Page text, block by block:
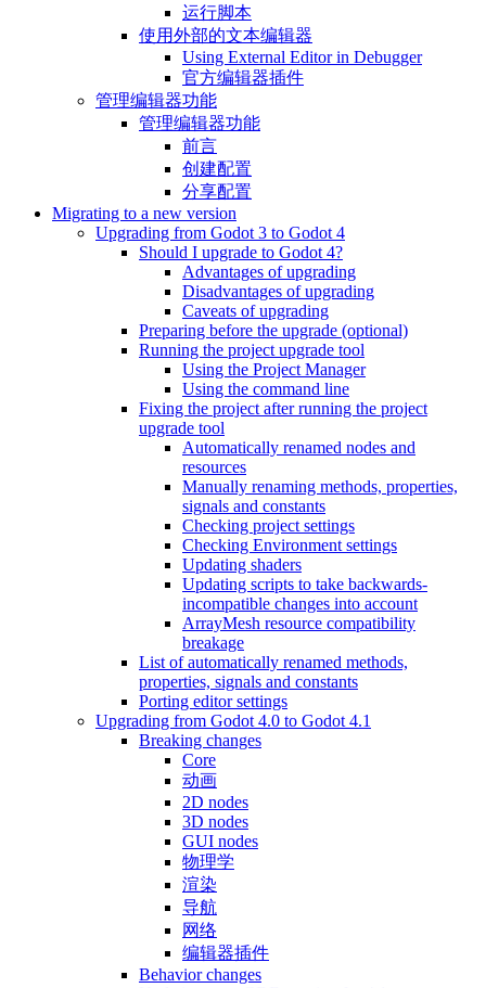
运行脚本
使用外部的文本编辑器
Using External Editor in Debugger
官方编辑器插件
管理编辑器功能
管理编辑器功能
前言
创建配置
分享配置
Migrating to a new version
Upgrading from Godot 3 to Godot 4
Should I upgrade to Godot 4?
Advantages of upgrading
Disadvantages of upgrading
Caveats of upgrading
Preparing before the upgrade (optional)
Running the project upgrade tool
Using the Project Manager
Using the command line
Fixing the project after running the project
upgrade tool
Automatically renamed nodes and
resources
Manually renaming methods, properties,
signals and constants
Checking project settings
Checking Environment settings
Updating shaders
Updating scripts to take backwards-
incompatible changes into account
ArrayMesh resource compatibility
breakage
List of automatically renamed methods,
properties, signals and constants
Porting editor settings
Upgrading from Godot 4.0 to Godot 4.1
Breaking changes
Core
动画
2D nodes
3D nodes
GUI nodes
物理学
渲染
导航
网络
编辑器插件
Behavior changes